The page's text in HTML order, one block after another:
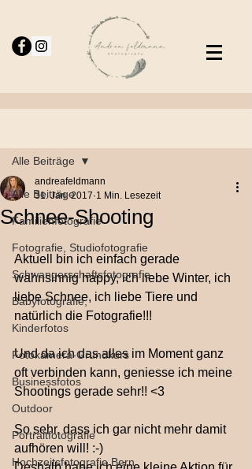
Alle Beiträge
Familienfotografie
Fotografie, Studiofotografie
Schwangerschaftsfotografie
Babyfotografie,
Kinderfotos
Fotokamera-Grundkurs
Businessfotos
Outdoor
Portraitfotografie
Hochzeitsfotografie Bern
Alle Beiträge
Schnee-Shooting
andreafeldmann
31. Jan. 2017 1 Min. Lesezeit
Aktuell bin ich einfach gerade
wahnsinnig happy, ich liebe Winter, ich
liebe Schnee, ich liebe Tiere und
natürlich die Fotografie!!!
Und da ich das alles im Moment ganz
oft verbinden kann, geniesse ich meine
Shootings gerade sehr!! <3
So sehr, dass ich gar nicht mehr damit
aufhören will! :-)